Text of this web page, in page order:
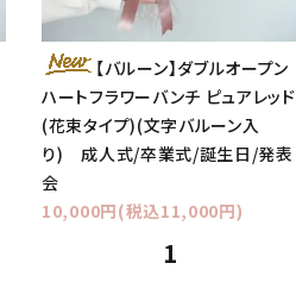
【バルーン】ダブルオープン
ハートフラワーバンチ ピュアレッド
(花束タイプ)(文字バルーン入
り) 成人式/卒業式/誕生日/発表
会
10,000円(税込11,000円)
1